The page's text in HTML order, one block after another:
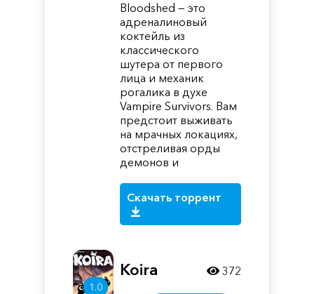
Bloodshed — это
адреналиновый
коктейль из
классического
шутера от первого
лица и механик
рогалика в духе
Vampire Survivors. Вам
предстоит выживать
на мрачных локациях,
отстреливая орды
демонов и
Скачать торрент
1.0
Koira 372